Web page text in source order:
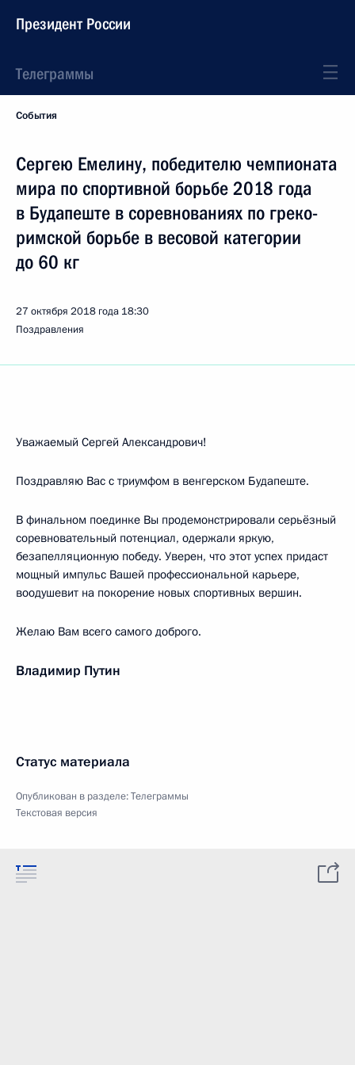
Президент России
Телеграммы
События
Сергею Емелину, победителю чемпионата
мира по спортивной борьбе 2018 года
в Будапеште в соревнованиях по греко-
римской борьбе в весовой категории
до 60 кг
27 октября 2018 года 18:30
Поздравления
Уважаемый Сергей Александрович!
Поздравляю Вас с триумфом в венгерском Будапеште.
В финальном поединке Вы продемонстрировали серьёзный
соревновательный потенциал, одержали яркую,
безапелляционную победу. Уверен, что этот успех придаст
мощный импульс Вашей профессиональной карьере,
воодушевит на покорение новых спортивных вершин.
Желаю Вам всего самого доброго.
Владимир Путин
Статус материала
Опубликован в разделе:Телеграммы
Текстовая версия